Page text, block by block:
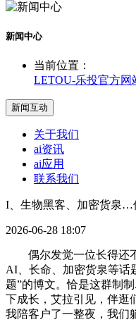
新闻中心
当前位置：
LETOU-乐投官方网
新闻互动
关于我们
ai资讯
ai应用
联系我们
I、生物黑客、加密货泉…
2026-06-28 18:07
偶尔发觉一位长得还不
AI、长命、加密货泉等话
题”的博文。恰是这群制
下成长，艾拉引见，伴逛
我陪客户了一整夜，我们